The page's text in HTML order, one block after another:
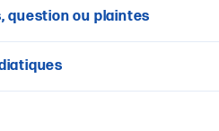
question ou plaintes